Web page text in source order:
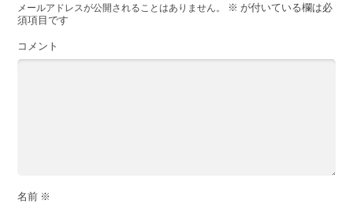
メールアドレスが公開されることはありません。 ※ が付いている欄は必
須項目です
コメント
名前 ※